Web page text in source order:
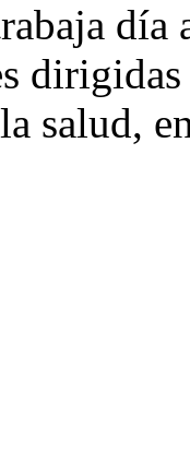
día
salud,